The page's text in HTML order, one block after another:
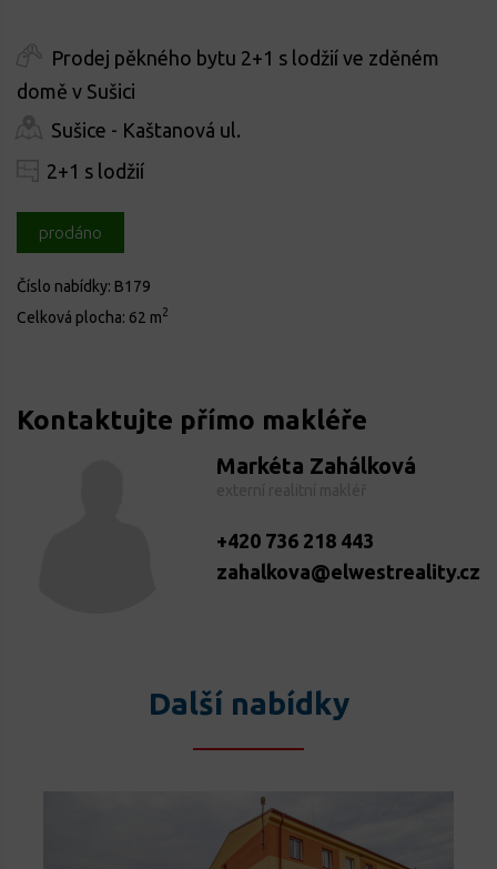
Prodej pěkného bytu 2+1 s lodžií ve zděném
domě v Sušici
Sušice - Kaštanová ul.
2+1 s lodžií
prodáno
Číslo nabídky: B179
Celková plocha: 62 m2
Kontaktujte přímo makléře
Markéta Zahálková
+420 736 218 443
zahalkova@elwestreality.cz
Další nabídky